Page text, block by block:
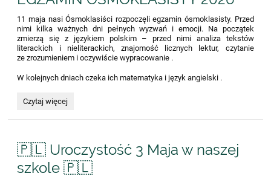
11 maja nasi Ósmoklasiści rozpoczęli egzamin ósmoklasisty. Przed
nimi kilka ważnych dni pełnych wyzwań i emocji. Na początek
zmierzą się z językiem polskim – przed nimi analiza tekstów
literackich i nieliterackich, znajomość licznych lektur, czytanie
ze zrozumieniem i oczywiście wypracowanie .
W kolejnych dniach czeka ich matematyka i język angielski .
EGZAMIN
2026:
Czytaj więcej
🇵🇱 Uroczystość 3 Maja w naszej
szkole 🇵🇱